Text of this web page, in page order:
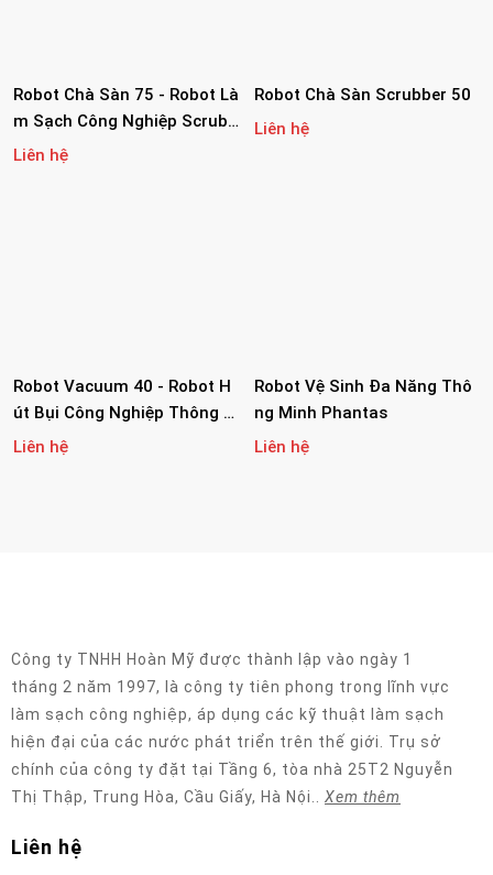
Robot Chà Sàn 75 - Robot Là
M Sạch Công Nghiệp Scrubb
Er 75 Thông Minh
Liên hệ
Robot Chà Sàn Scrubber 50
Liên hệ
Robot Vacuum 40 - Robot H
Út Bụi Công Nghiệp Thông M
Inh
Liên hệ
Robot Vệ Sinh Đa Năng Thô
Ng Minh Phantas
Liên hệ
Công ty TNHH Hoàn Mỹ được thành lập vào ngày 1
tháng 2 năm 1997, là công ty tiên phong trong lĩnh vực
làm sạch công nghiệp, áp dụng các kỹ thuật làm sạch
hiện đại của các nước phát triển trên thế giới. Trụ sở
chính của công ty đặt tại Tầng 6, tòa nhà 25T2 Nguyễn
Thị Thập, Trung Hòa, Cầu Giấy, Hà Nội.. Xem thêm
Liên hệ